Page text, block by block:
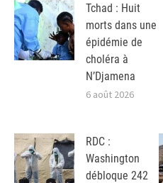
Tchad : Huit
morts dans une
épidémie de
choléra à
N’Djamena
6 août 2026
RDC :
Washington
débloque 242